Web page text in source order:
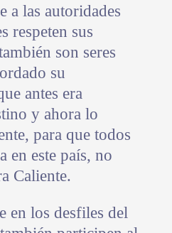
a las autoridades
respeten sus
son seres
su
antes era
y ahora lo
para que todos
en este país, no
Caliente.
en los desfiles del